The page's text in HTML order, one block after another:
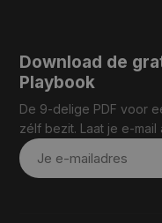
Download de
Playbook
De 9-delige PDF voor
zélf bezit. Laat je e-mail